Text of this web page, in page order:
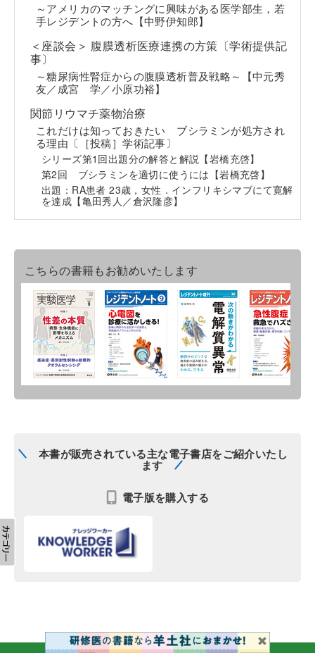
～アメリカのマッチングに興味がある医学部生，若
手レジデントの方へ【中野伊知郎】
＜座談会＞ 腹膜透析医療連携の方策〔学術提供記
事〕
～糖尿病性腎症からの腹膜透析普及戦略～【中元秀
友／成宮 学／小原功裕】
関節リウマチ薬物治療
これだけは知っておきたい ブシラミンが処方され
る理由〔［投稿］学術記事〕
シリーズ第1回出題分の解答と解説【岩橋充啓】
第2回 ブシラミンを適切に使うには【岩橋充啓】
出題：RA患者 23歳，女性．インフリキシマブにて寛解
を達成【亀田秀人／倉沢隆彦】
こちらの書籍もお勧めいたします
本書が販売されている主な電子書店をご紹介いたし
ます
電子版を購入する